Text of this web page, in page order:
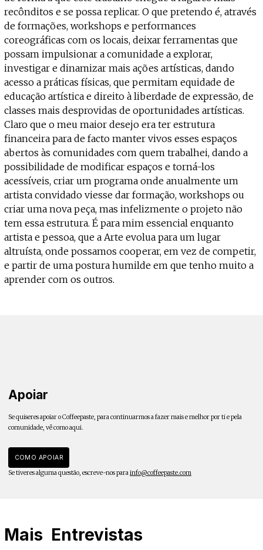
recônditos e se possa replicar. O que pretendo é, através
de formações, workshops e performances
coreográficas com os locais, deixar ferramentas que
possam impulsionar a comunidade a explorar,
investigar e dinamizar mais ações artísticas, dando
acesso a práticas físicas, que permitam equidade de
educação artística e direito à liberdade de expressão, de
classes mais desprovidas de oportunidades artísticas.
Claro que o meu maior desejo era ter estrutura
financeira para de facto manter vivos esses espaços
abertos às comunidades com quem trabalhei, dando a
possibilidade de modificar espaços e torná-los
acessíveis, criar um programa onde anualmente um
artista convidado viesse dar formação, workshops ou
criar uma nova peça, mas infelizmente o projeto não
tem essa estrutura. É para mim essencial enquanto
artista e pessoa, que a Arte evolua para um lugar
altruísta, onde possamos cooperar, em vez de competir,
e partir de uma postura humilde em que tenho muito a
aprender com os outros.
Apoiar
Se quiseres apoiar o Coffeepaste, para continuarmos a fazer mais e melhor por ti e pela
comunidade, vê como aqui.
COMO APOIAR
Se tiveres alguma questão, escreve-nos parainfo@coffeepaste.com
Mais Entrevistas